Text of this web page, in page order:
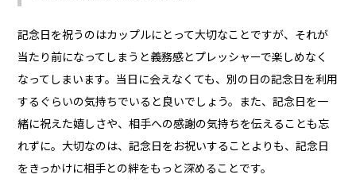
記念日を祝うのはカップルにとって大切なことですが、それが
当たり前になってしまうと義務感とプレッシャーで楽しめなく
なってしまいます。当日に会えなくても、別の日の記念日を利用
するぐらいの気持ちでいると良いでしょう。また、記念日を一
緒に祝えた嬉しさや、相手への感謝の気持ちを伝えることも忘
れずに。大切なのは、記念日をお祝いすることよりも、記念日
をきっかけに相手との絆をもっと深めることです。